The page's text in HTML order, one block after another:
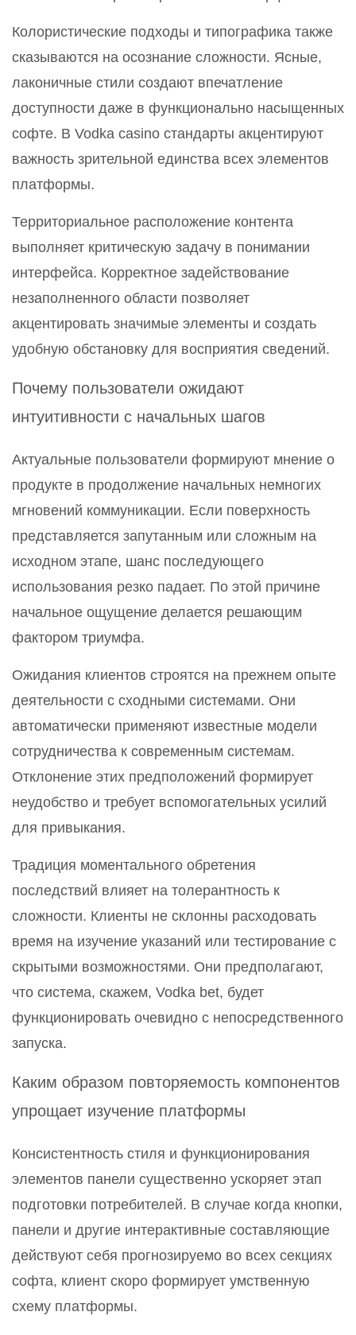
Колористические подходы и типографика также
сказываются на осознание сложности. Ясные,
лаконичные стили создают впечатление
доступности даже в функционально насыщенных
софте. В Vodka casino стандарты акцентируют
важность зрительной единства всех элементов
платформы.
Территориальное расположение контента
выполняет критическую задачу в понимании
интерфейса. Корректное задействование
незаполненного области позволяет
акцентировать значимые элементы и создать
удобную обстановку для восприятия сведений.
Почему пользователи ожидают
интуитивности с начальных шагов
Актуальные пользователи формируют мнение о
продукте в продолжение начальных немногих
мгновений коммуникации. Если поверхность
представляется запутанным или сложным на
исходном этапе, шанс последующего
использования резко падает. По этой причине
начальное ощущение делается решающим
фактором триумфа.
Ожидания клиентов строятся на прежнем опыте
деятельности с сходными системами. Они
автоматически применяют известные модели
сотрудничества к современным системам.
Отклонение этих предположений формирует
неудобство и требует вспомогательных усилий
для привыкания.
Традиция моментального обретения
последствий влияет на толерантность к
сложности. Клиенты не склонны расходовать
время на изучение указаний или тестирование с
скрытыми возможностями. Они предполагают,
что система, скажем, Vodka bet, будет
функционировать очевидно с непосредственного
запуска.
Каким образом повторяемость компонентов
упрощает изучение платформы
Консистентность стиля и функционирования
элементов панели существенно ускоряет этап
подготовки потребителей. В случае когда кнопки,
панели и другие интерактивные составляющие
действуют себя прогнозируемо во всех секциях
софта, клиент скоро формирует умственную
схему платформы.